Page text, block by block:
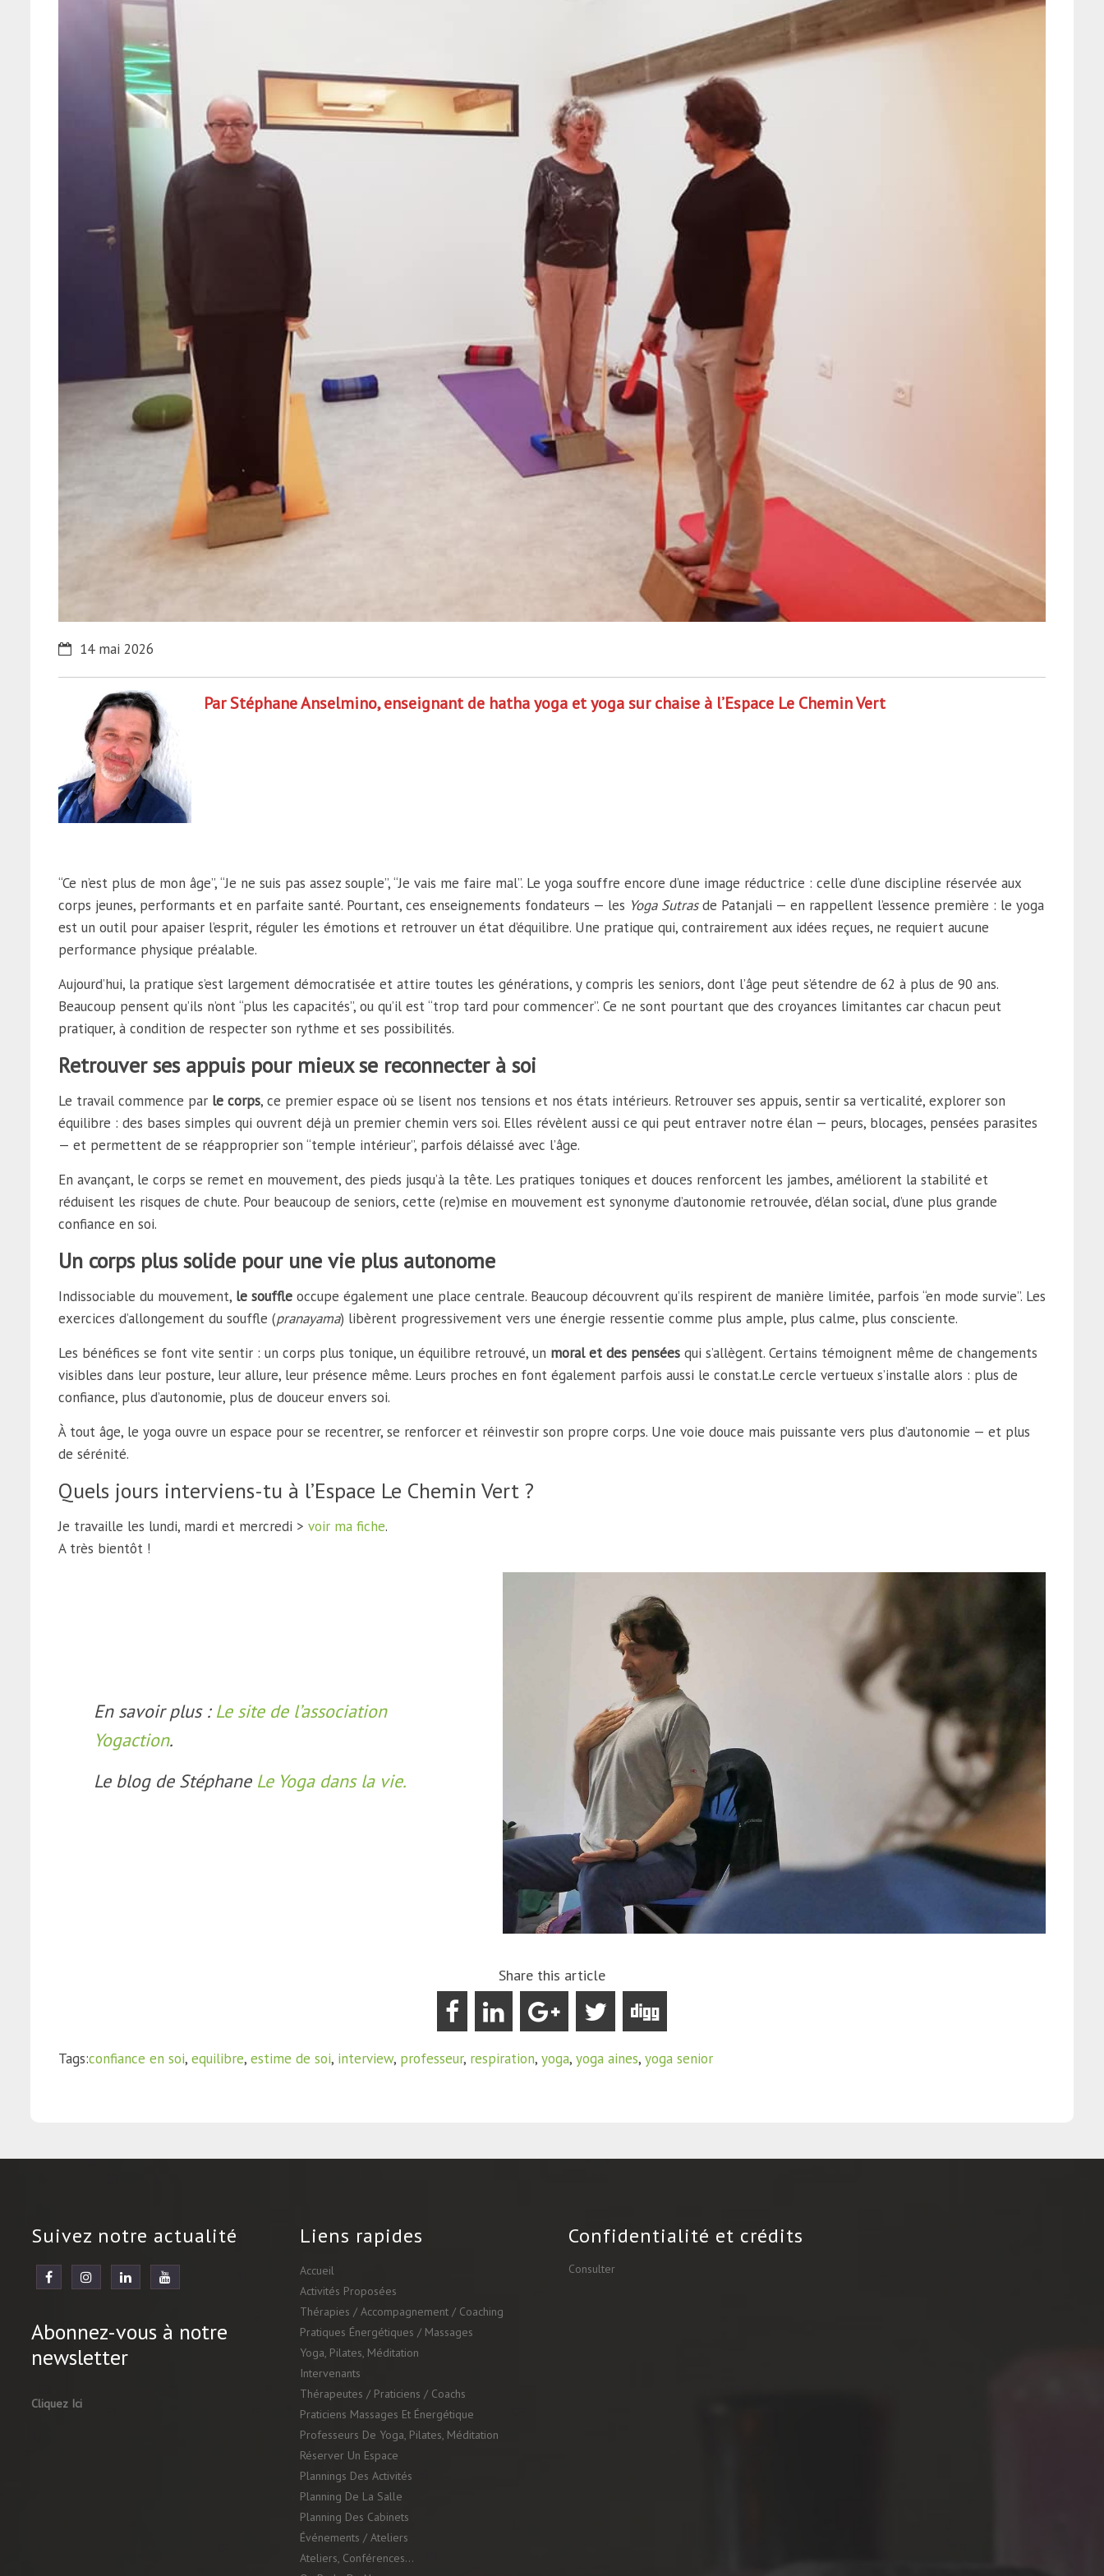
14 mai 2026
Par Stéphane Anselmino, enseignant de hatha yoga et yoga sur chaise à l’Espace Le Chemin Vert
“Ce n’est plus de mon âge”, “Je ne suis pas assez souple”, “Je vais me faire mal”. Le yoga souffre encore d’une image réductrice : celle d’une discipline réservée aux
corps jeunes, performants et en parfaite santé. Pourtant, ces enseignements fondateurs — les Yoga Sutrasde Patanjali — en rappellent l’essence première : le yoga
est un outil pour apaiser l’esprit, réguler les émotions et retrouver un état d’équilibre. Une pratique qui, contrairement aux idées reçues, ne requiert aucune
performance physique préalable.
Aujourd’hui, la pratique s’est largement démocratisée et attire toutes les générations, y compris les seniors, dont l’âge peut s’étendre de 62 à plus de 90 ans.
Beaucoup pensent qu’ils n’ont “plus les capacités”, ou qu’il est “trop tard pour commencer”. Ce ne sont pourtant que des croyances limitantes car chacun peut
pratiquer, à condition de respecter son rythme et ses possibilités.
Retrouver ses appuis pour mieux se reconnecter à soi
Le travail commence par le corps, ce premier espace où se lisent nos tensions et nos états intérieurs. Retrouver ses appuis, sentir sa verticalité, explorer son
équilibre : des bases simples qui ouvrent déjà un premier chemin vers soi. Elles révèlent aussi ce qui peut entraver notre élan — peurs, blocages, pensées parasites
— et permettent de se réapproprier son “temple intérieur”, parfois délaissé avec l’âge.
En avançant, le corps se remet en mouvement, des pieds jusqu’à la tête. Les pratiques toniques et douces renforcent les jambes, améliorent la stabilité et
réduisent les risques de chute. Pour beaucoup de seniors, cette (re)mise en mouvement est synonyme d’autonomie retrouvée, d’élan social, d’une plus grande
confiance en soi.
Un corps plus solide pour une vie plus autonome
Indissociable du mouvement, le souffle occupe également une place centrale. Beaucoup découvrent qu’ils respirent de manière limitée, parfois “en mode survie”. Les
exercices d’allongement du souffle (pranayama) libèrent progressivement vers une énergie ressentie comme plus ample, plus calme, plus consciente.
Les bénéfices se font vite sentir : un corps plus tonique, un équilibre retrouvé, un moral et des pensées qui s’allègent. Certains témoignent même de changements
visibles dans leur posture, leur allure, leur présence même. Leurs proches en font également parfois aussi le constat.Le cercle vertueux s’installe alors : plus de
confiance, plus d’autonomie, plus de douceur envers soi.
À tout âge, le yoga ouvre un espace pour se recentrer, se renforcer et réinvestir son propre corps. Une voie douce mais puissante vers plus d’autonomie — et plus
de sérénité.
Quels jours interviens-tu à l’Espace Le Chemin Vert ?
Je travaille les lundi, mardi et mercredi > voir ma fiche.
A très bientôt !
En savoir plus : Le site de l’association
Yogaction.
Le blog de Stéphane Le Yoga dans la vie.
Share this article
Tags:confiance en soi, equilibre, estime de soi, interview, professeur, respiration, yoga, yoga aines, yoga senior
Suivez notre actualité
Abonnez-vous à notre
newsletter
Cliquez Ici
Liens rapides
Accueil
Activités Proposées
Thérapies / Accompagnement / Coaching
Pratiques Énergétiques / Massages
Yoga, Pilates, Méditation
Intervenants
Thérapeutes / Praticiens / Coachs
Praticiens Massages Et Énergétique
Professeurs De Yoga, Pilates, Méditation
Réserver Un Espace
Plannings Des Activités
Planning De La Salle
Planning Des Cabinets
Événements / Ateliers
Ateliers, Conférences…
Confidentialité et crédits
Consulter